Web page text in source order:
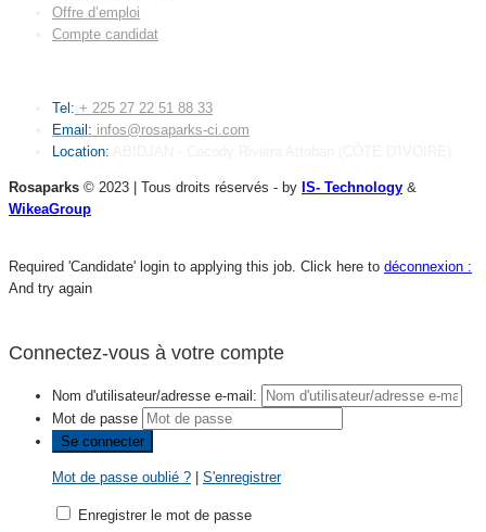
Offre d’emploi
Compte candidat
Tel: + 225 27 22 51 88 33
Email: infos@rosaparks-ci.com
Location:
Rosaparks © 2023 | Tous droits réservés - by IS- Technology &
WikeaGroup
Required 'Candidate' login to applying this job. Click here to déconnexion :
And try again
Connectez-vous à votre compte
Nom d'utilisateur/adresse e-mail:
Mot de passe
Mot de passe oublié ? S'enregistrer
Enregistrer le mot de passe